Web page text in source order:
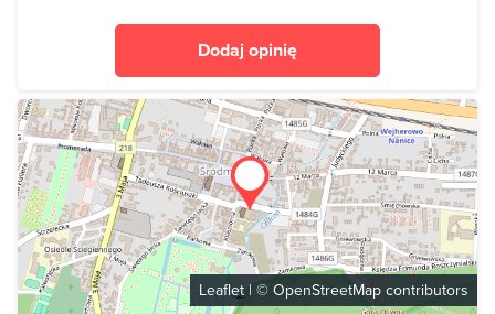
Dodaj opinię
Leaflet | © OpenStreetMap contributors